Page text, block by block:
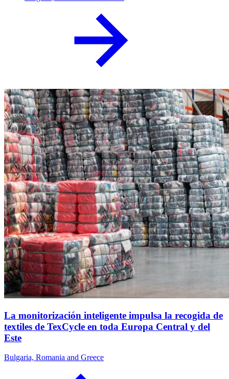
La monitorización inteligente impulsa la recogida de
textiles de TexCycle en toda Europa Central y del
Este
Bulgaria, Romania and Greece